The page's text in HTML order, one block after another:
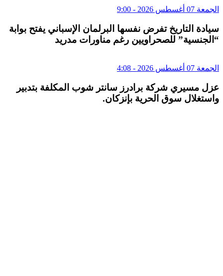
الجمعة 07 أغسطس 2026 - 9:00
سيادة التاريخ تفرض نفسها البرلمان الإسباني يفتح بوابة
“الجنسية” للصحراويين رغم مناورات مدريد
الجمعة 07 أغسطس 2026 - 4:08
عزل مسيري شركة برادرز سانتر شوب المكلفة بتدبير
واستغلال سوق الحرية بإنزكان.